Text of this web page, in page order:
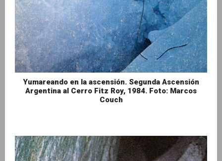
Yumareando en la ascensión. Segunda Ascensión
Argentina al Cerro Fitz Roy, 1984. Foto: Marcos
Couch